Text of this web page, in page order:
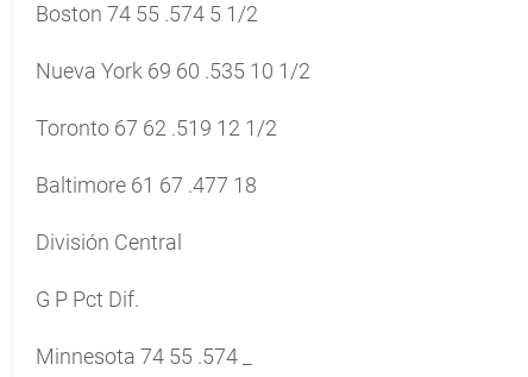
Boston 74 55 .574 5 1/2
Nueva York 69 60 .535 10 1/2
Toronto 67 62 .519 12 1/2
Baltimore 61 67 .477 18
División Central
G P Pct Dif.
Minnesota 74 55 .574 _